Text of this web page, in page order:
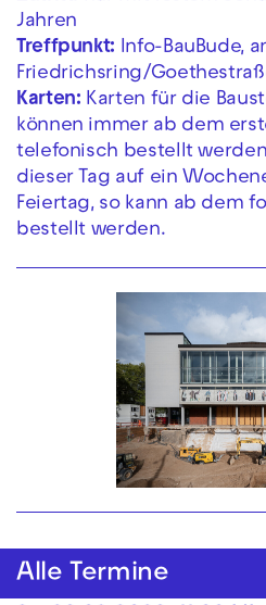
Jahren
Treffpunkt: Info-BauBude,
Friedrichsring/
Karten: Karten für die
können immer ab dem
telefonisch bestellt
dieser Tag auf ein
Feiertag, so kann ab dem
bestellt werden.
Alle Termine